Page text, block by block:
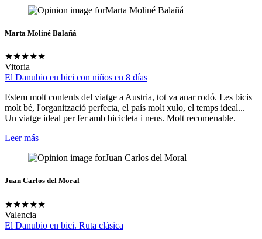
Marta Moliné Balañá
★★★★★
Vitoria
El Danubio en bici con niños en 8 días
Estem molt contents del viatge a Austria, tot va anar rodó. Les bicis
molt bé, l'organització perfecta, el país molt xulo, el temps ideal...
Un viatge ideal per fer amb bicicleta i nens. Molt recomenable.
Leer más
Juan Carlos del Moral
★★★★★
Valencia
El Danubio en bici. Ruta clásica